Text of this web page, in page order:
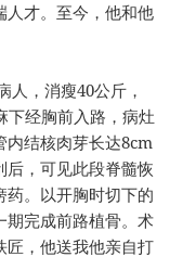
人才。至今，他和他
，消瘦40公斤，
下经胸前入路，病灶
内结核肉芽长达8cm
后，可见此段脊髓恢
药。以开胸时切下的
期完成前路植骨。术
匠，他送我他亲自打